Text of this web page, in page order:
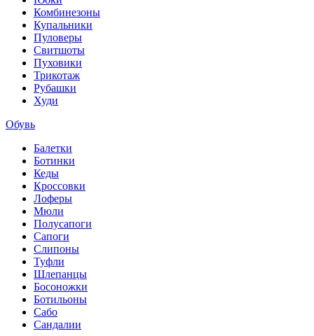
Комбинезоны
Купальники
Пуловеры
Свитшоты
Пуховики
Трикотаж
Рубашки
Худи
Обувь
Балетки
Ботинки
Кеды
Кроссовки
Лоферы
Мюли
Полусапоги
Сапоги
Слипоны
Туфли
Шлепанцы
Босоножки
Ботильоны
Сабо
Сандалии